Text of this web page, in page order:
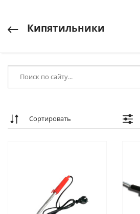
Кипятильники
Сортировать